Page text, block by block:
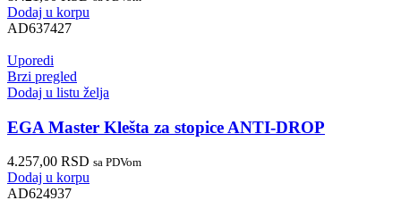
Dodaj u korpu
AD637427
Uporedi
Brzi pregled
Dodaj u listu želja
EGA Master Klešta za stopice ANTI-DROP
4.257,00 RSD sa PDVom
Dodaj u korpu
AD624937